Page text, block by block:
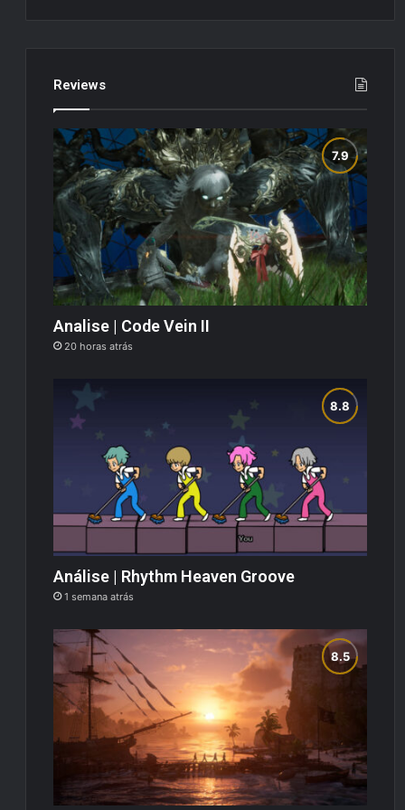
Reviews
Analise | Code Vein II
20 horas atrás
Análise | Rhythm Heaven Groove
1 semana atrás